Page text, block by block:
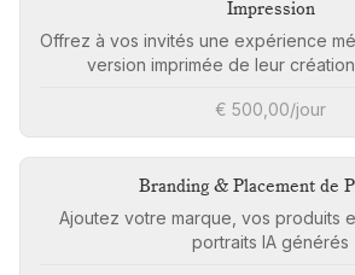
Impression
Offrez à vos invités une expérience
version imprimée de leur
€ 500,00/jour
Branding & Placement de
Ajoutez votre marque, vos produits
portraits IA générés